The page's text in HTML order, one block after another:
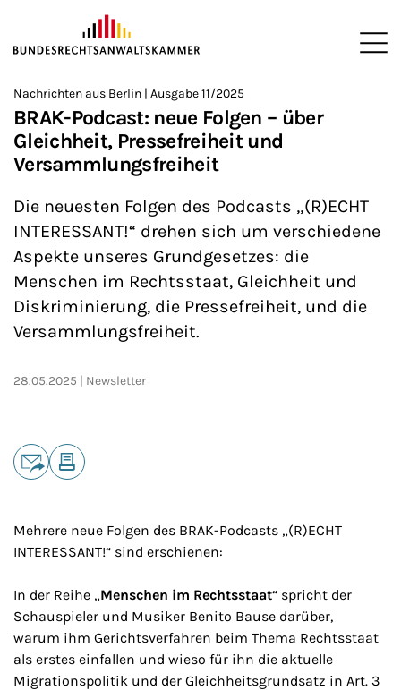
ZUM HAUPTINHALT SPRINGEN
Sie befinden sich hier:
>
Startseite
>
Newsroom
>
Newsletter
>
Nachrichten aus Berlin
Nachrichten aus Berlin | Ausgabe 11/2025
BRAK-Podcast: neue Folgen – über
Gleichheit, Pressefreiheit und
Versammlungsfreiheit
Die neuesten Folgen des Podcasts „(R)ECHT
INTERESSANT!“ drehen sich um verschiedene
Aspekte unseres Grundgesetzes: die
Menschen im Rechtsstaat, Gleichheit und
Diskriminierung, die Pressefreiheit, und die
Versammlungsfreiheit.
28.05.2025 Newsletter
Teilen
Mehrere neue Folgen des BRAK-Podcasts „(R)ECHT
INTERESSANT!“ sind erschienen:
In der Reihe „Menschen im Rechtsstaat“ spricht der
Schauspieler und Musiker Benito Bause darüber,
warum ihm Gerichtsverfahren beim Thema Rechtsstaat
als erstes einfallen und wieso für ihn die aktuelle
Migrationspolitik und der Gleichheitsgrundsatz in Art. 3